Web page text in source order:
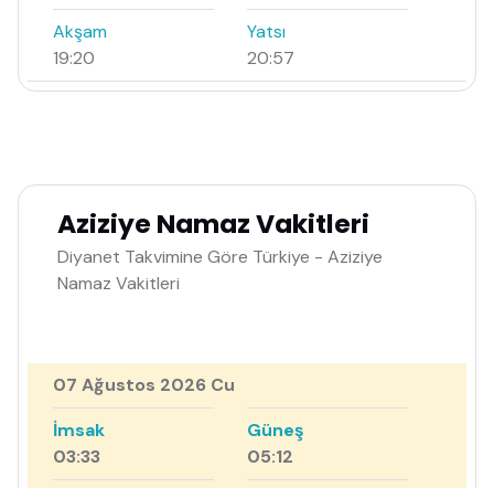
Akşam
19:20
Yatsı
20:57
Aziziye Namaz Vakitleri
Diyanet Takvimine Göre Türkiye - Aziziye
Namaz Vakitleri
07 Ağustos 2026 Cu
İmsak
03:33
Güneş
05:12